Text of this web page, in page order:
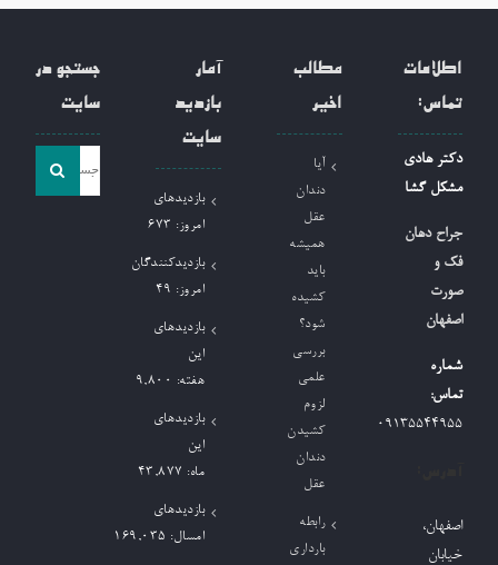
اطلاعات
تماس:
دکتر هادی
مشکل گشا
جراح دهان
فک و
صورت
اصفهان
شماره
تماس:
09135544955
اصفهان،
خیابان
مطالب
اخیر
آیا
دندان
عقل
همیشه
باید
کشیده
شود؟
بررسی
علمی
لزوم
کشیدن
دندان
عقل
رابطه
بارداری
آمار
بازدید
سایت
بازدیدهای
امروز: 673
بازدیدکنندگان
امروز: 49
بازدیدهای
این
هفته: 9,800
بازدیدهای
این
ماه: 43,877
بازدیدهای
امسال: 169,035
جستجو در
سایت